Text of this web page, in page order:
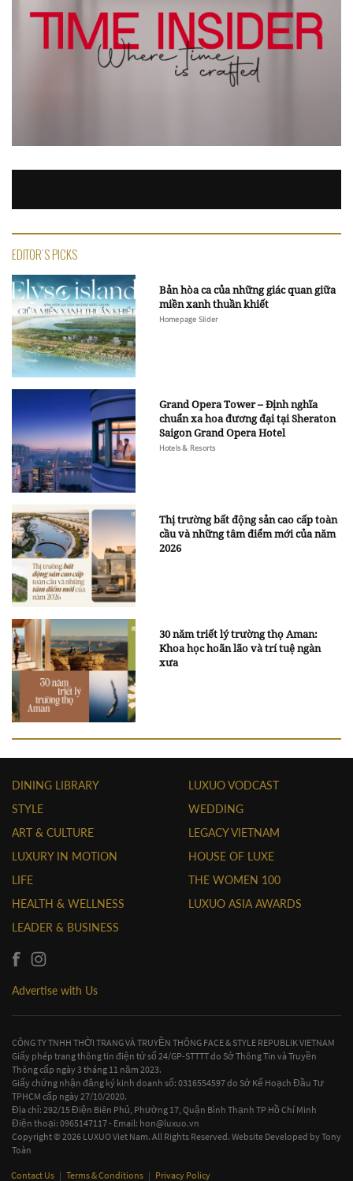
EDITOR'S PICKS
Bản hòa ca của những giác quan giữa
miền xanh thuần khiết
Homepage Slider
Grand Opera Tower – Định nghĩa
chuẩn xa hoa đương đại tại Sheraton
Saigon Grand Opera Hotel
Hotels & Resorts
Thị trường bất động sản cao cấp toàn
cầu và những tâm điểm mới của năm
2026
30 năm triết lý trường thọ Aman:
Khoa học hoãn lão và trí tuệ ngàn
xưa
DINING LIBRARY
STYLE
ART & CULTURE
LUXURY IN MOTION
LIFE
HEALTH & WELLNESS
LEADER & BUSINESS
LUXUO VODCAST
WEDDING
LEGACY VIETNAM
HOUSE OF LUXE
THE WOMEN 100
LUXUO ASIA AWARDS
Advertise with Us
CÔNG TY TNHH THỜI TRANG VÀ TRUYỀN THÔNG FACE & STYLE REPUBLIK VIETNAM
Giấy phép trang thông tin điện tử số 24/GP-STTTT do Sở Thông Tin và Truyền
Thông cấp ngày 3 tháng 11 năm 2023.
Giấy chứng nhận đăng ký kinh doanh số: 0316554597 do Sở Kế Hoạch Đầu Tư
TPHCM cấp ngày 27/10/2020.
Địa chỉ: 292/15 Điện Biên Phủ, Phường 17, Quận Bình Thạnh TP Hồ Chí Minh
Điện thoại: 0965147117 - Email: hon@luxuo.vn
Copyright © 2026 LUXUO Viet Nam. All Rights Reserved. Website Developed byTony
Toàn
Contact Us | Terms & Conditions | Privacy Policy